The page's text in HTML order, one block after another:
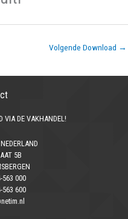
Volgende Download →
VIA DE VAKHANDEL!
5B
563 000
563 600